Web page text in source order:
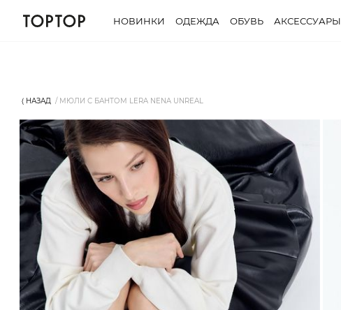
НОВИНКИ ОДЕЖДА ОБУВЬ АКСЕССУАРЫ
⟨ НАЗАД МЮЛИ С БАНТОМ LERA NENA UNREAL